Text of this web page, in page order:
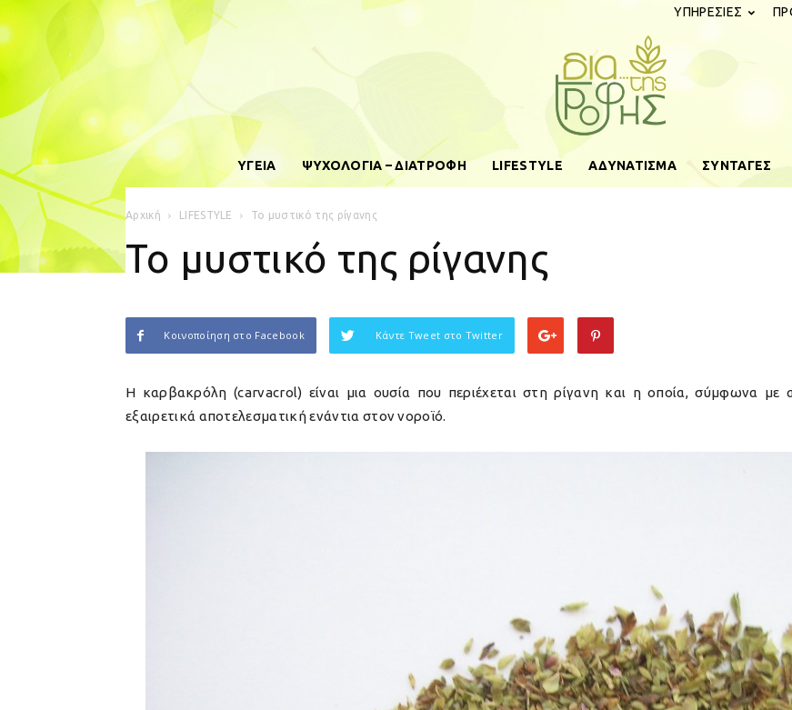
ΥΠΗΡΕΣΙΕΣ
ΥΓΕΙΑ ΨΥΧΟΛΟΓΙΑ – ΔΙΑΤΡΟΦΗ LIFESTYLE ΑΔΥΝΑΤΙΣΜΑ ΣΥΝΤΑΓΕΣ
Αρχική LIFESTYLE Το μυστικό της ρίγανης
Το μυστικό της ρίγανης
Κοινοποίηση στο Facebook Κάντε Tweet στο Twitter
Η καρβακρόλη (carvacrol) είναι μια ουσία που περιέχεται στη ρίγανη και η οποία, σύμφωνα με
εξαιρετικά αποτελεσματική ενάντια στον νοροϊό.